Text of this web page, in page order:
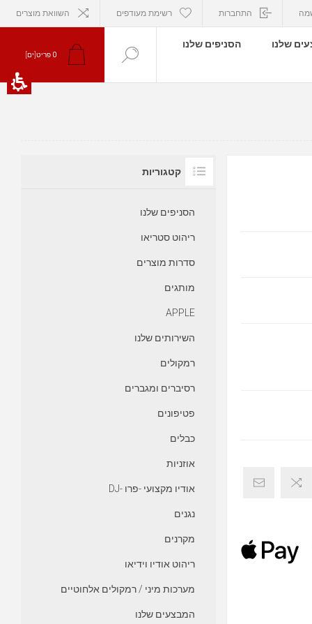
התחברות רשימת מעודפים השוואת מוצרים
שלנו
הסניפים שלנו
0 פריט[ים]
קטגוריות
הסניפים שלנו
ריהוט סטריאו
סדרות מוצרים
מותגים
APPLE
השירותים שלנו
רמקולים
רסיברים ומגברים
פטיפונים
כבלים
אוזניות
אודיו מקצועי -פרו -DJ
נגנים
מקרנים
ריהוט אודיו וידיאו
מערכות מיני / רמקולים אלחוטיים
המבצעים שלנו